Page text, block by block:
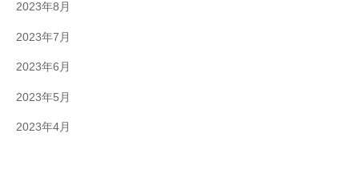
2023年8月
2023年7月
2023年6月
2023年5月
2023年4月